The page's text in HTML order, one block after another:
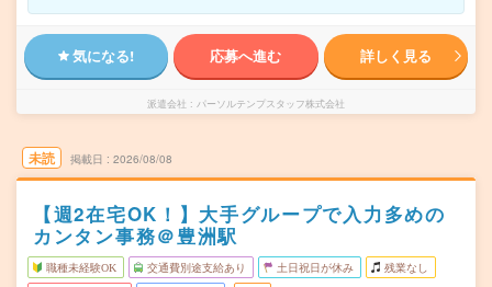
気になる! 応募へ進む 詳しく見る
派遣会社 パーソルテンプスタッフ株式会社
未読 掲載日 2026/08/08
【週2在宅OK！】大手グループで入力多めの
カンタン事務＠豊洲駅
職種未経験OK 交通費別途支給あり 土日祝日が休み 残業なし